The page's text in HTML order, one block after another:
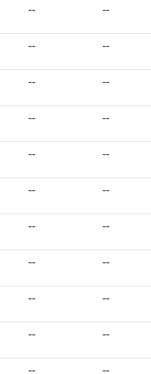
-- --
-- --
-- --
-- --
-- --
-- --
-- --
-- --
-- --
-- --
-- --